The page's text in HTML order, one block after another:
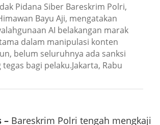
Pidana Siber Bareskrim Polri,
Bayu Aji, mengatakan
AI belakangan marak
dalam manipulasi konten
belum seluruhnya ada sanksi
bagi pelaku.Jakarta, Rabu
– Bareskrim Polri tengah mengkaji